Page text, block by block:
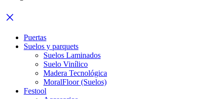
Puertas
Suelos y parquets
Suelos Laminados
Suelo Vinílico
Madera Tecnológica
MoralFloor (Suelos)
Festool